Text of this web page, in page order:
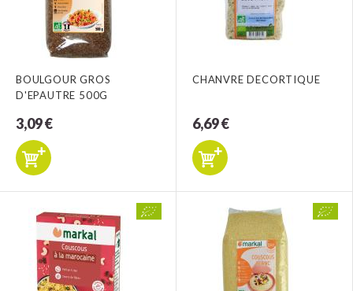
BOULGOUR GROS
D'EPAUTRE 500G
3,09 €
CHANVRE DECORTIQUE
6,69 €